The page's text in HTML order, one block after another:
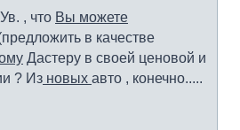
, что Вы можете
в качестве
Дастеру в своей ценовой и
? Из новых авто , конечно.....